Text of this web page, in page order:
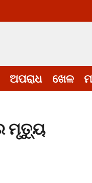
ଅପରାଧ ଖେଳ
ମୃତ୍ୟୁ